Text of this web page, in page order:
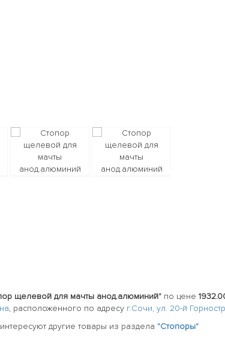
щелевой для мачты анод.алюминий" по цене
, расположенного по адресу г.Сочи, ул. 20-й
другие товары из раздела "Стопоры"